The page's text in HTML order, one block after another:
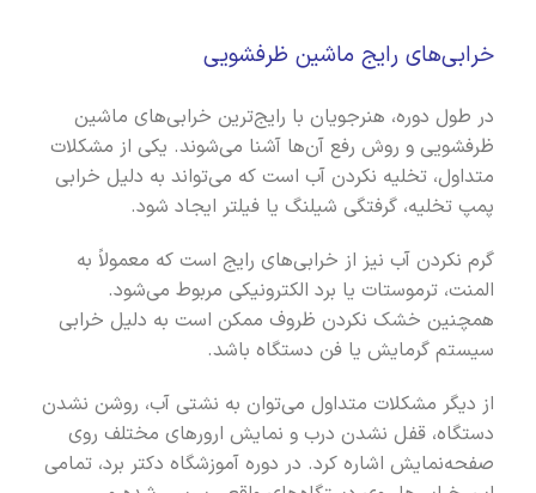
خرابی‌های رایج ماشین ظرفشویی
در طول دوره، هنرجویان با رایج‌ترین خرابی‌های ماشین
ظرفشویی و روش رفع آن‌ها آشنا می‌شوند. یکی از مشکلات
متداول، تخلیه نکردن آب است که می‌تواند به دلیل خرابی
پمپ تخلیه، گرفتگی شیلنگ یا فیلتر ایجاد شود.
گرم نکردن آب نیز از خرابی‌های رایج است که معمولاً به
المنت، ترموستات یا برد الکترونیکی مربوط می‌شود.
همچنین خشک نکردن ظروف ممکن است به دلیل خرابی
سیستم گرمایش یا فن دستگاه باشد.
از دیگر مشکلات متداول می‌توان به نشتی آب، روشن نشدن
دستگاه، قفل نشدن درب و نمایش ارورهای مختلف روی
صفحه‌نمایش اشاره کرد. در دوره آموزشگاه دکتر برد، تمامی